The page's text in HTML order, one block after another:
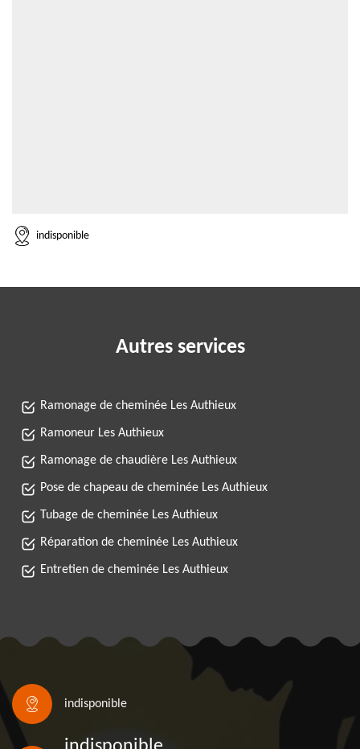
indisponible
Autres services
Ramonage de cheminée Les Authieux
Ramoneur Les Authieux
Ramonage de chaudière Les Authieux
Pose de chapeau de cheminée Les Authieux
Tubage de cheminée Les Authieux
Réparation de cheminée Les Authieux
Entretien de cheminée Les Authieux
indisponible